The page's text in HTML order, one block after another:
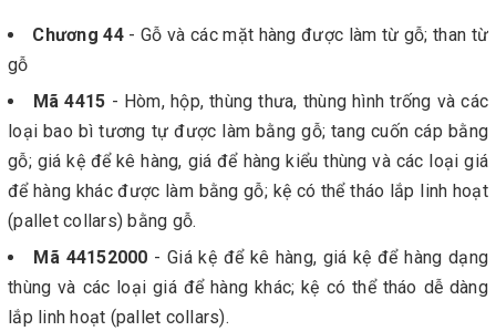
Chương 44- Gỗ và các mặt hàng được làm từ gỗ; than từ
gỗ
Mã 4415 - Hòm, hộp, thùng thưa, thùng hình trống và các
loại bao bì tương tự được làm bằng gỗ; tang cuốn cáp bằng
gỗ; giá kệ để kê hàng, giá để hàng kiểu thùng và các loại giá
để hàng khác được làm bằng gỗ; kệ có thể tháo lắp linh hoạt
(pallet collars) bằng gỗ.
Mã 44152000 - Giá kệ để kê hàng, giá kệ để hàng dạng
thùng và các loại giá để hàng khác; kệ có thể tháo dễ dàng
lắp linh hoạt (pallet collars).